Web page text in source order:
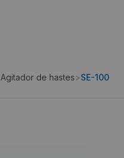
Agitador de hastes>SE-100